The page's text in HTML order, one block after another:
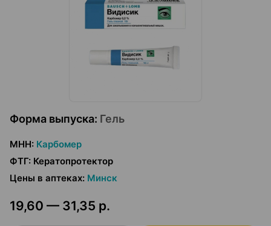
Форма выпуска: Гель
МНН: Карбомер
ФТГ: Кератопротектор
Цены в аптеках: Минск
19,60 — 31,35 р.